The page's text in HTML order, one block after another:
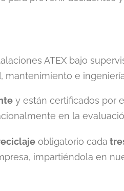
ATEX bajo
mantenimiento e
y están certificados por
en la
obligatorio cada
impartiéndola en